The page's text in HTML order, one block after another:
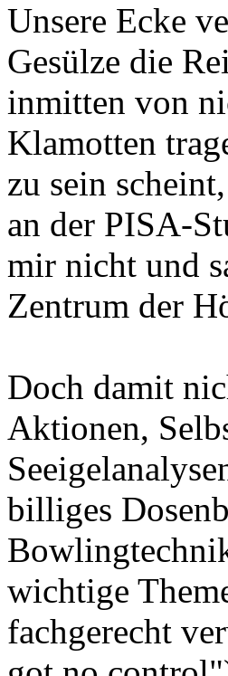
Unsere Ecke
Gesülze die
inmitten von
Klamotten
zu sein
an der PISA-
mir nicht und
Zentrum der
Doch damit
Aktionen,
billiges
wichtige
fachgerecht